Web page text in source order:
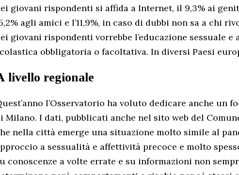
giovani rispondenti si affida a Internet, il 9,3% ai
agli amici e l’11,9%, in caso di dubbi non sa a chi
giovani rispondenti vorrebbe l’educazione sessuale e
obbligatoria o facoltativa. In diversi Paesi
livello regionale
l’Osservatorio ha voluto dedicare anche un
Milano. I dati, pubblicati anche nel sito web del
nella città emerge una situazione molto simile al
a sessualità e affettività precoce e molto
conoscenze a volte errate e su informazioni non